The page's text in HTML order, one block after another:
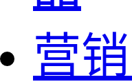
营